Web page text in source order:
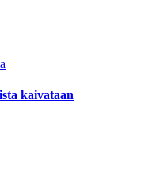
kaivataan